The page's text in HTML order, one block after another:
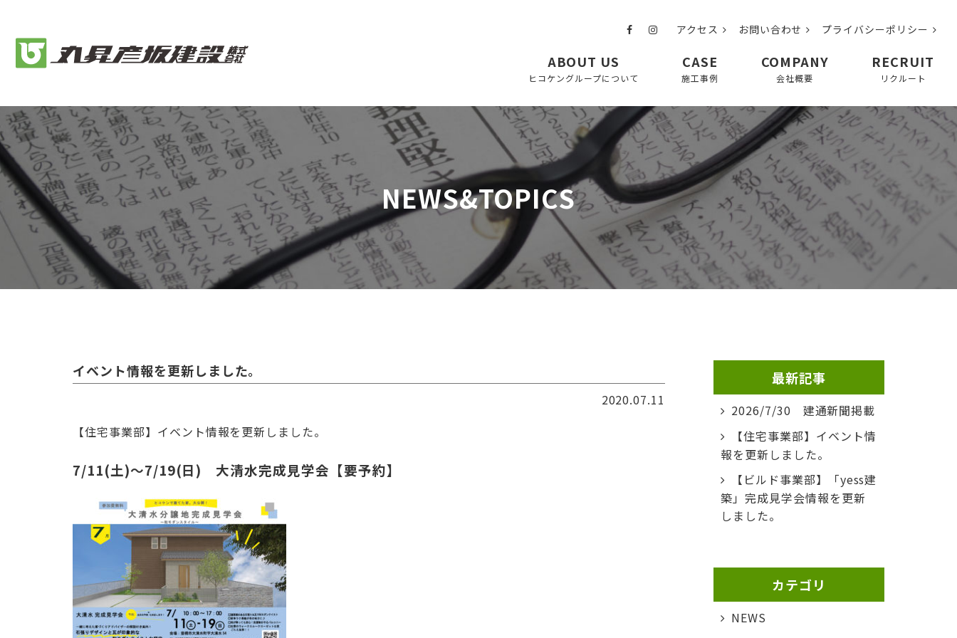
アクセス お問い合わせ プライバシーポリシー
ABOUT US
ヒコケングループについて
CASE
施工事例
COMPANY
会社概要
RECRUIT
リクルート
NEWS&TOPICS
イベント情報を更新しました。
2020.07.11
【住宅事業部】イベント情報を更新しました。
7/11(土)～7/19(日) 大清水完成見学会【要予約】
最新記事
2026/7/30 建通新聞掲載
【住宅事業部】イベント情
報を更新しました。
【ビルド事業部】「yess建
築」完成見学会情報を更新
しました。
カテゴリ
NEWS